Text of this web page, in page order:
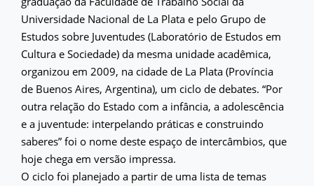
Universidade Nacional de La Plata e pelo Grupo de
Estudos sobre Juventudes (Laboratório de Estudos em
Cultura e Sociedade) da mesma unidade acadêmica,
organizou em 2009, na cidade de La Plata (Província
de Buenos Aires, Argentina), um ciclo de debates. “Por
outra relação do Estado com a infância, a adolescência
e a juventude: interpelando práticas e construindo
saberes” foi o nome deste espaço de intercâmbios, que
hoje chega em versão impressa.
O ciclo foi planejado a partir de uma lista de temas